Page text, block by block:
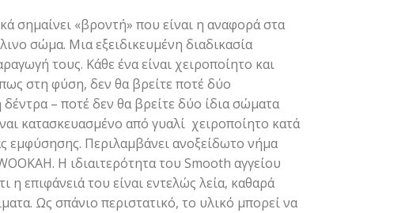
σημαίνει «βροντή» που είναι η αναφορά στα
σώμα. Μια εξειδικευμένη διαδικασία
τους. Κάθε ένα είναι χειροποίητο και
στη φύση, δεν θα βρείτε ποτέ δύο
– ποτέ δεν θα βρείτε δύο ίδια σώματα
κατασκευασμένο από γυαλί χειροποίητο κατά
εμφύσησης. Περιλαμβάνει ανοξείδωτο νήμα
Η ιδιαιτερότητα του Smooth αγγείου
η επιφάνειά του είναι εντελώς λεία, καθαρά
Ως σπάνιο περιστατικό, το υλικό μπορεί να